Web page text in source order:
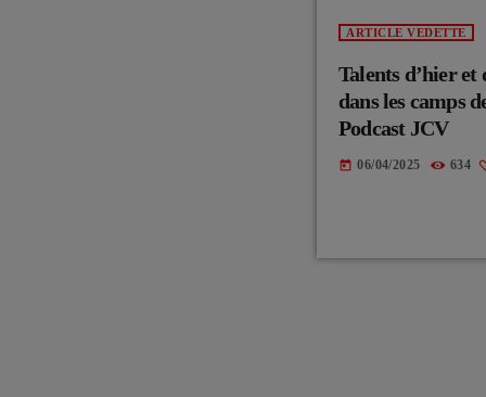
ARTICLE VEDETTE
Talents d’hier et
dans les camps
Podcast JCV
today 06/04/2025 634